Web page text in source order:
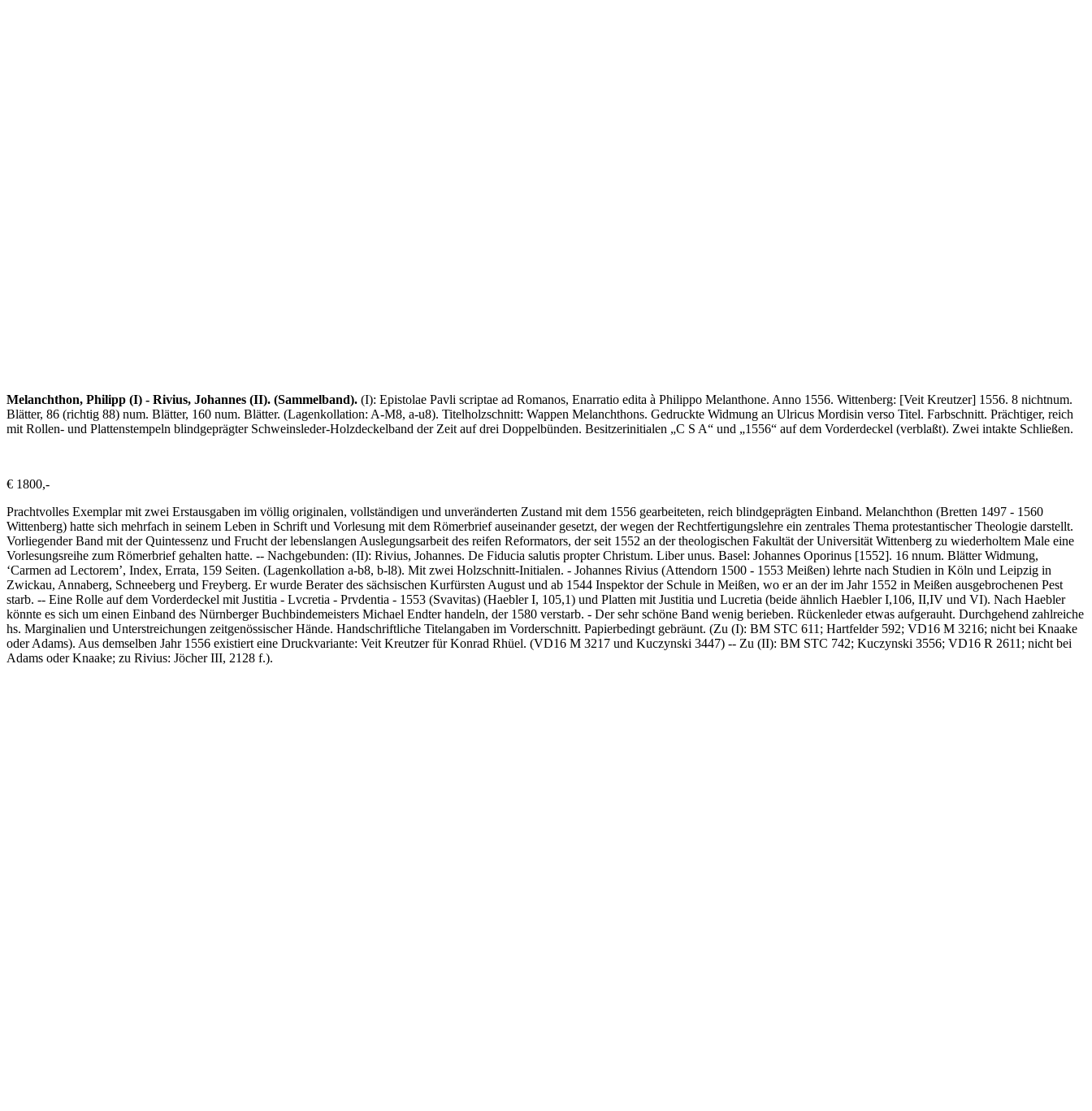
Melanchthon, Philipp (I) - Rivius, Johannes (II). (Sammelband). (I): Epistolae Pavli scriptae ad Romanos, Enarratio edita à Philippo Melanthone. Anno 1556. Wittenberg: [Veit Kreutzer] 1556. 8 nichtnum.
Blätter, 86 (richtig 88) num. Blätter, 160 num. Blätter. (Lagenkollation: A-M8, a-u8). Titelholzschnitt: Wappen Melanchthons. Gedruckte Widmung an Ulricus Mordisin verso Titel. Farbschnitt. Prächtiger, reich
mit Rollen- und Plattenstempeln blindgeprägter Schweinsleder-Holzdeckelband der Zeit auf drei Doppelbünden. Besitzerinitialen „C S A“ und „1556“ auf dem Vorderdeckel (verblaßt). Zwei intakte Schließen.
€ 1800,-
Prachtvolles Exemplar mit zwei Erstausgaben im völlig originalen, vollständigen und unveränderten Zustand mit dem 1556 gearbeiteten, reich blindgeprägten Einband. Melanchthon (Bretten 1497 - 1560
Wittenberg) hatte sich mehrfach in seinem Leben in Schrift und Vorlesung mit dem Römerbrief auseinander gesetzt, der wegen der Rechtfertigungslehre ein zentrales Thema protestantischer Theologie darstellt.
Vorliegender Band mit der Quintessenz und Frucht der lebenslangen Auslegungsarbeit des reifen Reformators, der seit 1552 an der theologischen Fakultät der Universität Wittenberg zu wiederholtem Male eine
Vorlesungsreihe zum Römerbrief gehalten hatte. -- Nachgebunden: (II): Rivius, Johannes. De Fiducia salutis propter Christum. Liber unus. Basel: Johannes Oporinus [1552]. 16 nnum. Blätter Widmung,
‘Carmen ad Lectorem’, Index, Errata, 159 Seiten. (Lagenkollation a-b8, b-l8). Mit zwei Holzschnitt-Initialen. - Johannes Rivius (Attendorn 1500 - 1553 Meißen) lehrte nach Studien in Köln und Leipzig in
Zwickau, Annaberg, Schneeberg und Freyberg. Er wurde Berater des sächsischen Kurfürsten August und ab 1544 Inspektor der Schule in Meißen, wo er an der im Jahr 1552 in Meißen ausgebrochenen Pest
starb. -- Eine Rolle auf dem Vorderdeckel mit Justitia - Lvcretia - Prvdentia - 1553 (Svavitas) (Haebler I, 105,1) und Platten mit Justitia und Lucretia (beide ähnlich Haebler I,106, II,IV und VI). Nach Haebler
könnte es sich um einen Einband des Nürnberger Buchbindemeisters Michael Endter handeln, der 1580 verstarb. - Der sehr schöne Band wenig berieben. Rückenleder etwas aufgerauht. Durchgehend zahlreiche
hs. Marginalien und Unterstreichungen zeitgenössischer Hände. Handschriftliche Titelangaben im Vorderschnitt. Papierbedingt gebräunt. (Zu (I): BM STC 611; Hartfelder 592; VD16 M 3216; nicht bei Knaake
oder Adams). Aus demselben Jahr 1556 existiert eine Druckvariante: Veit Kreutzer für Konrad Rhüel. (VD16 M 3217 und Kuczynski 3447) -- Zu (II): BM STC 742; Kuczynski 3556; VD16 R 2611; nicht bei
Adams oder Knaake; zu Rivius: Jöcher III, 2128 f.).